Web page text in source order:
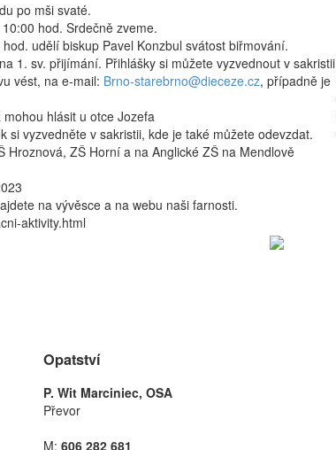
po mši svaté.
hod. Srdečně zveme.
udělí biskup Pavel Konzbul svátost biřmování.
1. sv. přijímání. Přihlášky si můžete vyzvednout v sakristii
vést, na e-mail: Brno-starebrno@dieceze.cz, případně je
hlásit u otce Jozefa
si vyzvedněte v sakristii, kde je také můžete odevzdat.
ZŠ Horní a na Anglické ZŠ na Mendlově
na vývěsce a na webu naši farnosti.
aktivity.html
Opatství
P. Wit Marciniec, OSA
Převor
M: 606 282 681